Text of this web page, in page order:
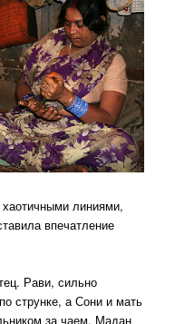
линиями,
впечатление
Рави, сильно
струнке, а Сони и мать
за чаем. Мадан